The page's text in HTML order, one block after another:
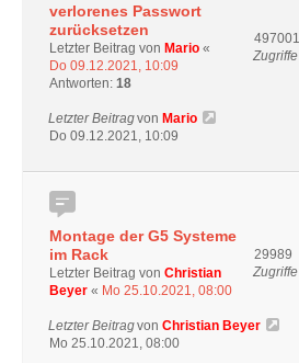
verlorenes Passwort
zurücksetzen
Letzter Beitrag von Mario «
Do 09.12.2021, 10:09
Antworten: 18
497001
Zugriffe
Letzter Beitragvon Mario
Do 09.12.2021, 10:09
Montage der G5 Systeme
im Rack
Letzter Beitrag von Christian
Beyer « Mo 25.10.2021, 08:00
29989
Zugriffe
Letzter Beitragvon Christian Beyer
Mo 25.10.2021, 08:00